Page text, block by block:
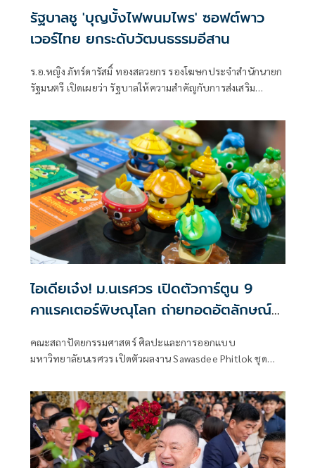
รัฐบาลชู 'บุญบั้งไฟพนมไพร' ซอฟต์พาว
เวอร์ไทย ยกระดับวัฒนธรรมอีสาน
ร.อ.หญิง ภัทร์ดารัสมิ์ ทองสลวยกร รองโฆษกประจำสำนักนายก
รัฐมนตรี เปิดเผยว่า รัฐบาลให้ความสำคัญกับการส่งเสริม
ไอเดียเจ๋ง! ม.นเรศวร เปิดตัวการ์ตูน 9
คาแรคเตอร์พิษณุโลก ถ่ายทอดอัตลักษณ์
คณะสถาปัตยกรรมศาสตร์ ศิลปะและการออกแบบ
มหาวิทยาลัยนเรศวร เปิดตัวผลงาน Sawasdee Phitlok ชุด
ซอฟต์พาวเวอร์อัตลักษณ์จังหวัดพิษณุโลก